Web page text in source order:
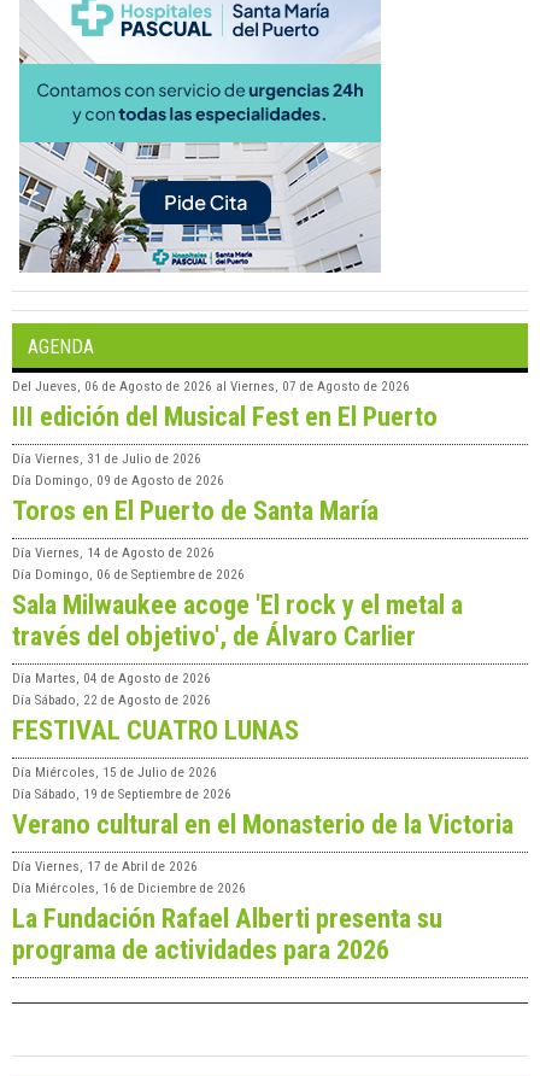
AGENDA
Del Jueves, 06 de Agosto de 2026 al Viernes, 07 de Agosto de 2026
III edición del Musical Fest en El Puerto
Día Viernes, 31 de Julio de 2026
Día Domingo, 09 de Agosto de 2026
Toros en El Puerto de Santa María
Día Viernes, 14 de Agosto de 2026
Día Domingo, 06 de Septiembre de 2026
Sala Milwaukee acoge 'El rock y el metal a
través del objetivo', de Álvaro Carlier
Día Martes, 04 de Agosto de 2026
Día Sábado, 22 de Agosto de 2026
FESTIVAL CUATRO LUNAS
Día Miércoles, 15 de Julio de 2026
Día Sábado, 19 de Septiembre de 2026
Verano cultural en el Monasterio de la Victoria
Día Viernes, 17 de Abril de 2026
Día Miércoles, 16 de Diciembre de 2026
La Fundación Rafael Alberti presenta su
programa de actividades para 2026